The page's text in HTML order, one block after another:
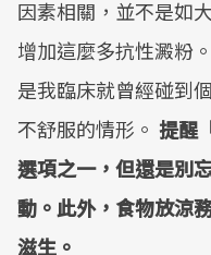
因素相關，並不是如
增加這麼多抗性澱粉
是我臨床就曾經碰到
不舒服的情形。 提醒
選項之一，但還是別
動。此外，食物放涼
滋生。